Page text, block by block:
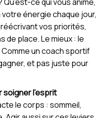
énergie chaque jour,
vos priorités,
de place. Le mieux : le
un coach sportif
et pas juste pour
l’esprit
le corps : sommeil,